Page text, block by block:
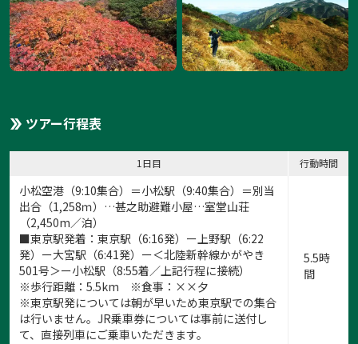
ツアー行程表
1日目 行動時間
小松空港（9:10集合）＝小松駅（9:40集合）＝別当
出合（1,258ｍ）…甚之助避難小屋…室堂山荘
（2,450m／泊）
■東京駅発着：東京駅（6:16発）ー上野駅（6:22
発）ー大宮駅（6:41発）ー＜北陸新幹線かがやき
501号＞ー小松駅（8:55着／上記行程に接続）
※歩行距離：5.5km ※食事：××夕
※東京駅発については朝が早いため東京駅での集合
は行いません。JR乗車券については事前に送付し
て、直接列車にご乗車いただきます。
5.5時
間